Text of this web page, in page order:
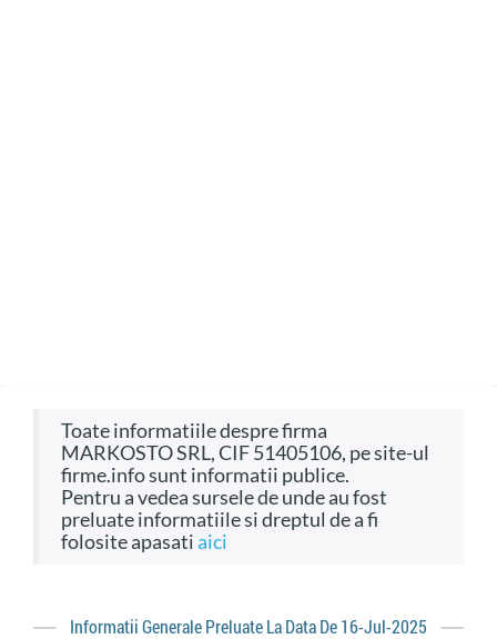
Toate informatiile despre firma
MARKOSTO SRL, CIF 51405106, pe site-ul
firme.info sunt informatii publice.
Pentru a vedea sursele de unde au fost
preluate informatiile si dreptul de a fi
folosite apasatiaici
Informatii Generale Preluate La Data De 16-Jul-2025